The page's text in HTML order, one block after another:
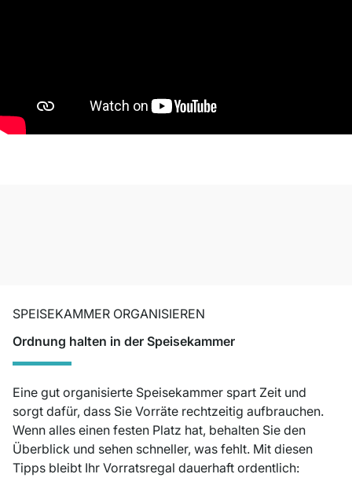
SPEISEKAMMER ORGANISIEREN
Ordnung halten in der Speisekammer
Eine gut organisierte Speisekammer spart Zeit und
sorgt dafür, dass Sie Vorräte rechtzeitig aufbrauchen.
Wenn alles einen festen Platz hat, behalten Sie den
Überblick und sehen schneller, was fehlt. Mit diesen
Tipps bleibt Ihr Vorratsregal dauerhaft ordentlich: